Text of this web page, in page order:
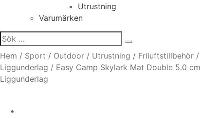
Utrustning
Varumärken
Sök
efter:
Hem / Sport / Outdoor / Utrustning / Friluftstillbehör /
Liggunderlag / Easy Camp Skylark Mat Double 5.0 cm
Liggunderlag